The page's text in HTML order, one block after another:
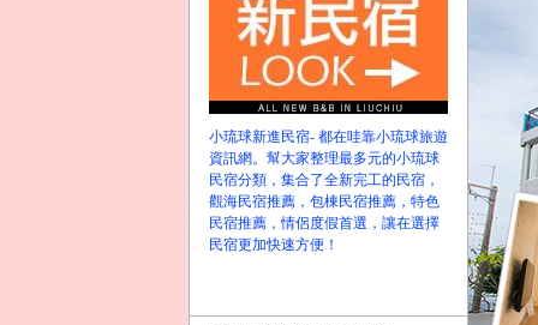
小琉球民宿
小琉球民宿推薦
【小琉球民宿特約】東港停車場!!看這邊
小琉球民宿 最完整的旅遊資訊都在這
【哇靠小琉球】新版官網熱情開站
【哇靠小琉球粉絲團】即時動態!!
小琉球新進民宿- 都在哇靠小琉球旅遊
資訊網。幫大家整理最多元的小琉球
民宿分類，集合了全新完工的民宿，
觀海民宿推薦，包棟民宿推薦，特色
民宿推薦，情侶度假首選，讓在選擇
民宿更加快速方便！